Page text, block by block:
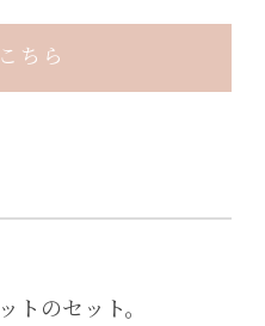
ちら
トのセット。